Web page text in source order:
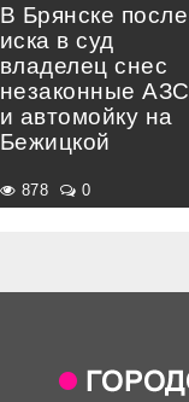
В Брянске после
иска в суд
владелец снес
незаконные АЗС
и автомойку на
Бежицкой
878 0